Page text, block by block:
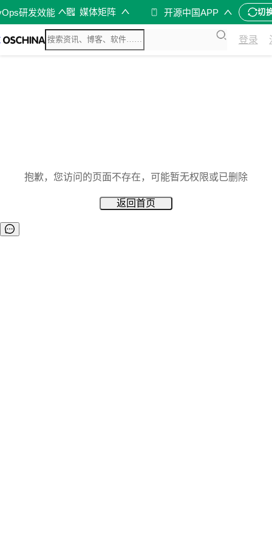
研发效能 媒体矩阵 开源中国APP 切
登录
抱歉，您访问的页面不存在，可能暂无权限或已删除
返回首页